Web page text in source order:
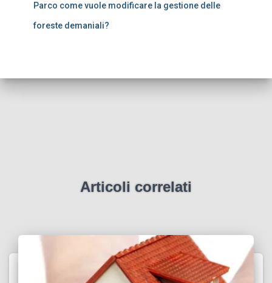
Parco come vuole modificare la gestione delle
foreste demaniali?
Articoli correlati